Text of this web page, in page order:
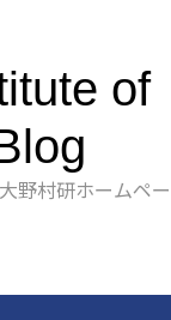
of
村研ホームペー